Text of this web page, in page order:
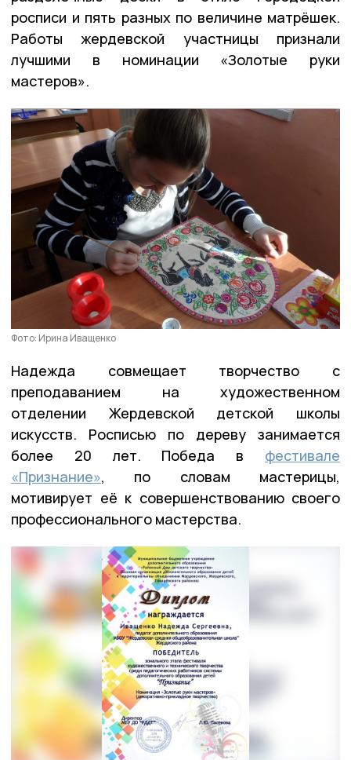
росписи и пять разных по величине матрёшек.
Работы жердевской участницы признали
лучшими в номинации «Золотые руки
мастеров».
Фото: Ирина Иващенко
Надежда совмещает творчество с
преподаванием на художественном
отделении Жердевской детской школы
искусств. Росписью по дереву занимается
более 20 лет. Победа в фестивале
«Признание», по словам мастерицы,
мотивирует её к совершенствованию своего
профессионального мастерства.